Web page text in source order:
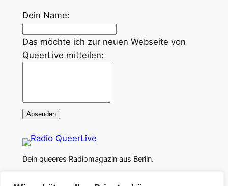
Lass
Feld
leer
Dein Name:
Das möchte ich zur neuen Webseite von
QueerLive mitteilen:
Absenden
Dein queeres Radiomagazin aus Berlin.